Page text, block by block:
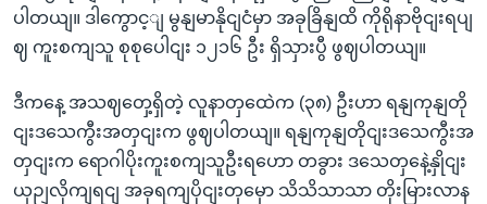
ပါတယျ။ ဒါကွောင့ျ မွနျမာနိုငျငံမှာ အခုခြိနျထိ ကိုရိုနာဗိုငျးရပျ
ဈ ကူးစကျသူ စုစုပေါငျး ၁၂၁၆ ဦး ရှိသှားပွီ ဖွဈပါတယျ။
ဒီကနေ့ အသဈတှေ့ရှိတဲ့ လူနာတှထေဲက (၃၈) ဦးဟာ ရနျကုနျတို
ငျးဒသေကွီးအတှငျးက ဖွဈပါတယျ။ ရနျကုနျတိုငျးဒသေကွီးအ
တှငျးက ရောဂါပိုးကူးစကျသူဦးရဟော တခွား ဒသေတှနေဲ့နှိုငျး
ယှဉျလိုကျရငျ အခုရကျပိုငျးတှမှော သိသိသာသာ တိုးမြားလာန